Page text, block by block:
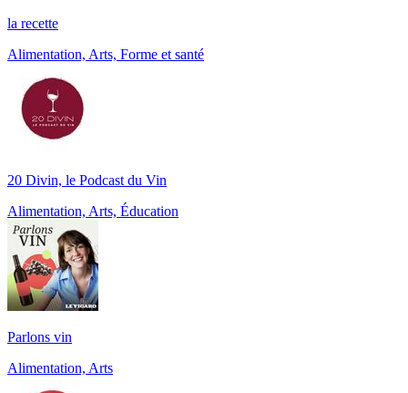
la recette
Alimentation, Arts, Forme et santé
20 Divin, le Podcast du Vin
Alimentation, Arts, Éducation
Parlons vin
Alimentation, Arts